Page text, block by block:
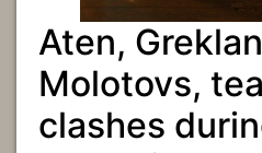
Aten,
Molotovs,
clashes